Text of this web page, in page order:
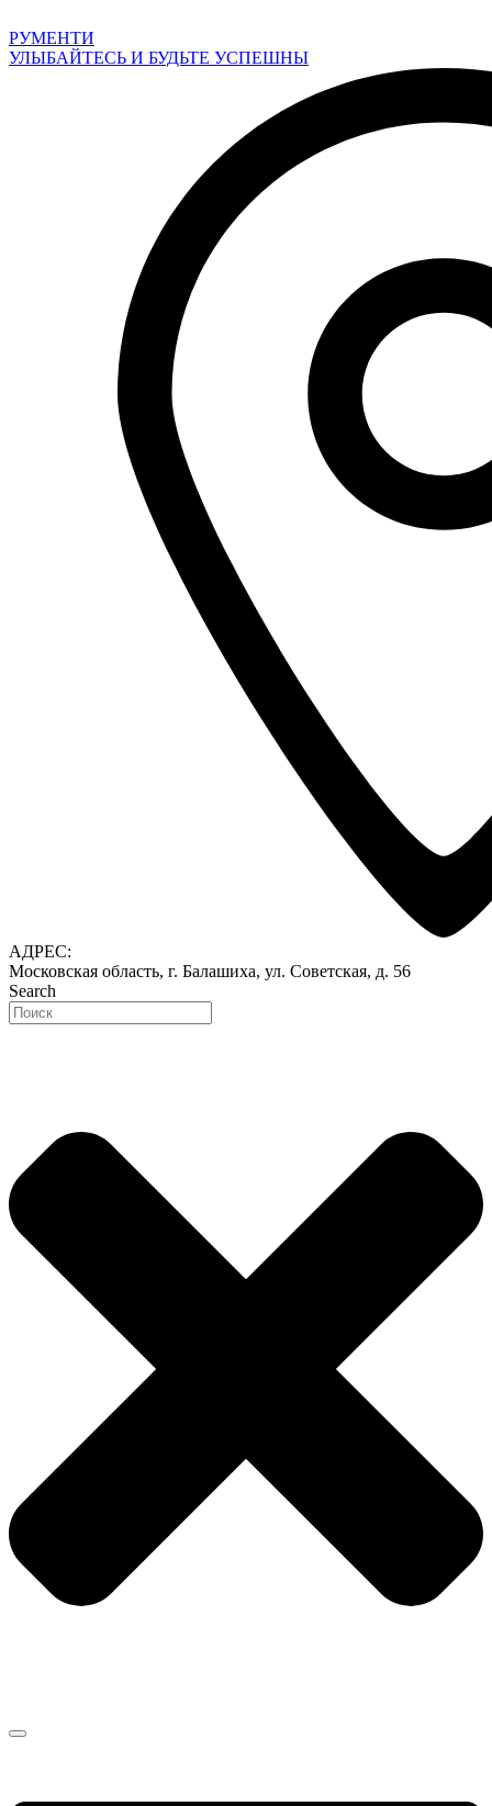
к
содержимому
РУМЕНТИ
УЛЫБАЙТЕСЬ И БУДЬТЕ УСПЕШНЫ
АДРЕС:
Московская область, г. Балашиха, ул. Советская, д. 56
Search